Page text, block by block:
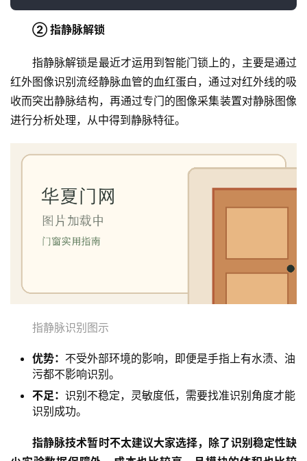
② 指静脉解锁
指静脉解锁是最近才运用到智能门锁上的，主要是通过
红外图像识别流经静脉血管的血红蛋白，通过对红外线的吸
收而突出静脉结构，再通过专门的图像采集装置对静脉图像
进行分析处理，从中得到静脉特征。
指静脉识别图示
优势： 不受外部环境的影响，即便是手指上有水渍、油
污都不影响识别。
不足： 识别不稳定，灵敏度低，需要找准识别角度才能
识别成功。
指静脉技术暂时不太建议大家选择，除了识别稳定性缺